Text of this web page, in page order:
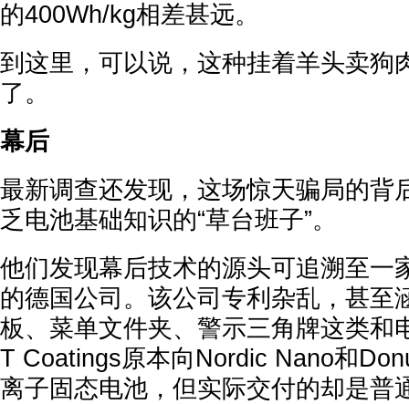
的400Wh/kg相差甚远。
到这里，可以说，这种挂着羊头卖狗
了。
幕后
最新调查还发现，这场惊天骗局的背
乏电池基础知识的“草台班子”。
他们发现幕后技术的源头可追溯至一
的德国公司。该公司专利杂乱，甚至
板、菜单文件夹、警示三角牌这类和
T Coatings原本向Nordic Nano和
离子固态电池，但实际交付的却是普